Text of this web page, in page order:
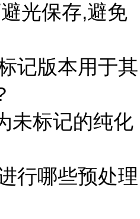
光保存,避免
记版本用于其
未标记的纯化
行哪些预处理